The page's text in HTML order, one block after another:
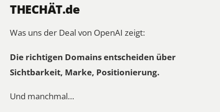
THECHÄT.de
Was uns der Deal von OpenAI zeigt:
Die richtigen Domains entscheiden über
Sichtbarkeit, Marke, Positionierung.
Und manchmal…